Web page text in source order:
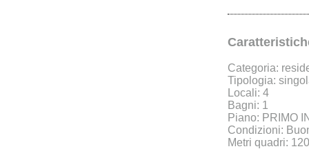
Categoria:
Tipologia:
Locali: 4
Bagni: 1
Piano: PRIMO
Condizioni:
Metri quadri: